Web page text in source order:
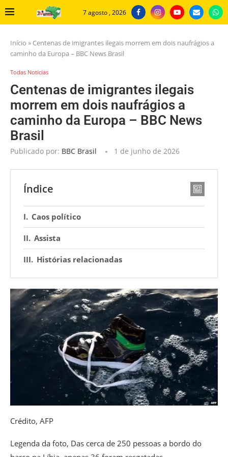
7 agosto , 2026
Início » Centenas de imigrantes ilegais morrem em dois naufrágios a
caminho da Europa – BBC News Brasil
Todas Noticias
Centenas de imigrantes ilegais
morrem em dois naufrágios a
caminho da Europa – BBC News
Brasil
Publicado por: BBC Brasil 1 de junho de 2026
Índice
Caos político
Assista
Histórias relacionadas
Crédito, AFP
Legenda da foto, Das cerca de 250 pessoas a bordo do